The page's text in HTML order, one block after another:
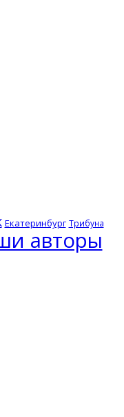
Екатеринбург Трибуна
авторы